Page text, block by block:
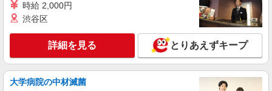
詳細を見る
カウンター・キッチンスタッフ ＜優先募集日
時給 2,000円
渋谷区
詳細を見る とりあえずキープ
大学病院の中材滅菌